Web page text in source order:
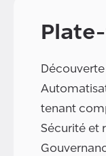
tenant
Sécurité et